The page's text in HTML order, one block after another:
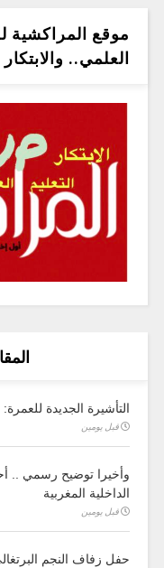
موقع المراكشية
العلمي.. والابتكار
التأشيرة الجديدة
قبل يومين
وأخيرا توضيح رسمي ..
الداخلية المغربية
قبل يومين
حفل زفاف النجم